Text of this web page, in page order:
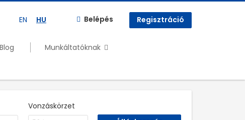
EN HU Belépés Regisztráció
Blog
Munkáltatóknak
Vonzáskörzet